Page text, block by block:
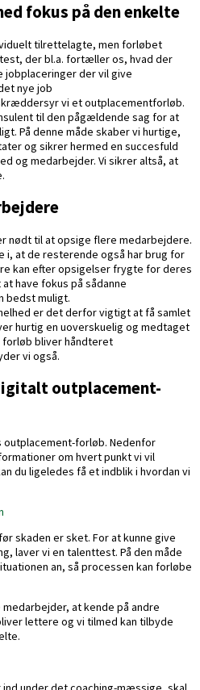
fokus på den enkelte
tilrettelagte, men forløbet
der bl.a. fortæller os, hvad der
jobplaceringer der vil give
nye job
vi et outplacementforløb.
til den pågældende sag for at
På denne måde skaber vi hurtige,
og sikrer hermed en succesfuld
og medarbejder. Vi sikrer altså, at
nødt til at opsige flere medarbejdere.
i, at de resterende også har brug for
kan efter opsigelser frygte for deres
have fokus på sådanne
bedst muligt.
er det derfor vigtigt at få samlet
hurtig en uoverskuelig og medtaget
forløb bliver håndteret
vi også.
outplacement-
outplacement-forløb. Nedenfor
om hvert punkt vi vil
du ligeledes få et indblik i hvordan vi
skaden er sket. For at kunne give
laver vi en talenttest. På den måde
an, så processen kan forløbe
at kende på andre
lettere og vi tilmed kan tilbyde